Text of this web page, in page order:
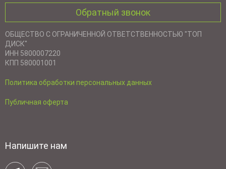
Обратный звонок
ОБЩЕСТВО С ОГРАНИЧЕННОЙ ОТВЕТСТВЕННОСТЬЮ "ТОП
ДИСК"
ИНН 5800007220
КПП 580001001
Политика обработки персональных данных
Публичная оферта
Напишите нам